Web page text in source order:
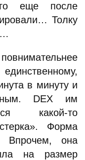
еще после
Толку
в минуту и
DEX им
какой-то
Форма
она
на размер